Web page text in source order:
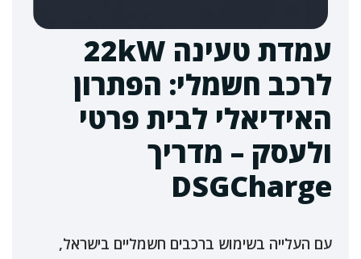
עמדת טעינה 22kW
לרכב חשמלי: הפתרון
האידיאלי לבית פרטי
ולעסק – מדריך
DSGCharge
עם העלייה בשימוש ברכבים חשמליים בישראל,